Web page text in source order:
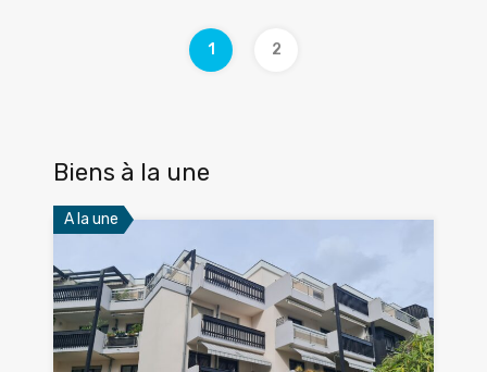
1 2
Biens à la une
A la une